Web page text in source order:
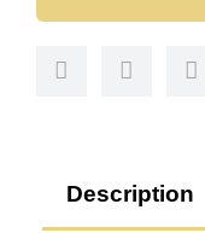
Description